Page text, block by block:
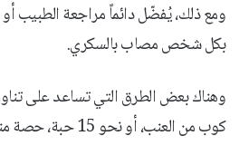
ومع ذلك، يُفضّل دائماً مراجعة الطبيب
بكل شخص مصاب بالسكري.
وهناك بعض الطرق التي تساعد على
كوب من العنب، أو نحو 15 حبة، حصة مناسبة.